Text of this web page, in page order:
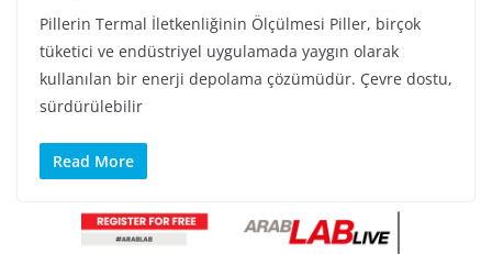
Pillerin Termal İletkenliğinin Ölçülmesi Piller, birçok
tüketici ve endüstriyel uygulamada yaygın olarak
kullanılan bir enerji depolama çözümüdür. Çevre dostu,
sürdürülebilir
Read More